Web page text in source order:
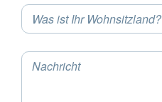
Was ist Ihr Wohnsitzland?
Nachricht